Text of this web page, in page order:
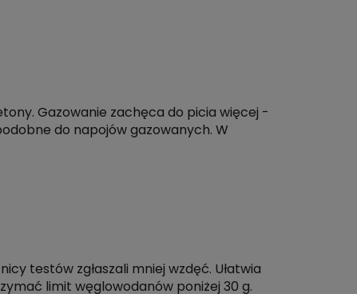
Gazowanie zachęca do picia więcej -
do napojów gazowanych. W
testów zgłaszali mniej wzdęć. Ułatwia
limit węglowodanów poniżej 30 g.